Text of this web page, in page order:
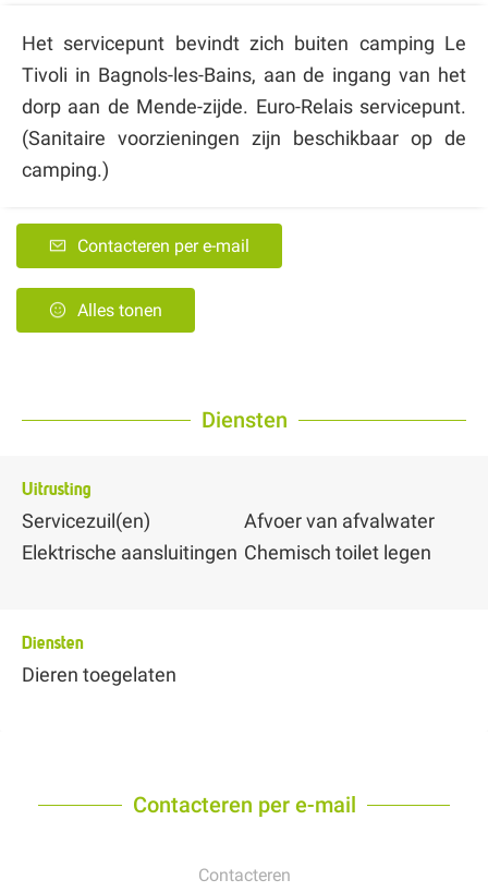
Het servicepunt bevindt zich buiten camping Le
Tivoli in Bagnols-les-Bains, aan de ingang van het
dorp aan de Mende-zijde. Euro-Relais servicepunt.
(Sanitaire voorzieningen zijn beschikbaar op de
camping.)
Contacteren per e-mail
Alles tonen
Diensten
Uitrusting
Servicezuil(en)
Elektrische aansluitingen
Afvoer van afvalwater
Chemisch toilet legen
Diensten
Dieren toegelaten
Contacteren per e-mail
Contacteren